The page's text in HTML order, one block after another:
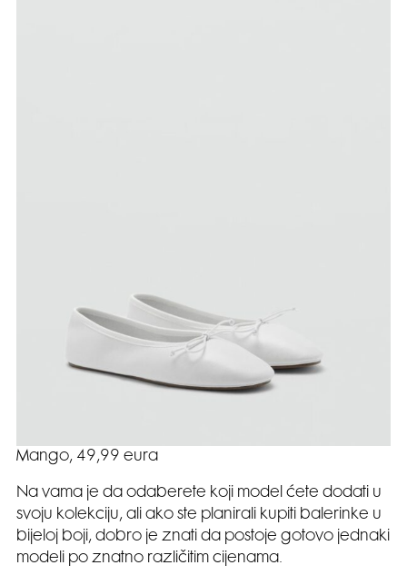
Mango, 49,99 eura
Na vama je da odaberete koji model ćete dodati u
svoju kolekciju, ali ako ste planirali kupiti balerinke u
bijeloj boji, dobro je znati da postoje gotovo jednaki
modeli po znatno različitim cijenama.